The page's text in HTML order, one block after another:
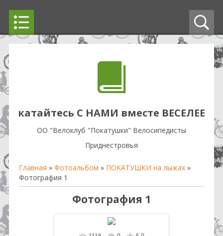
катайтесь С НАМИ вместе ВЕСЕЛЕЕ
OO "Велоклуб "Покатушки" Велосипедисты
Приднестровья
Главная » Фотоальбом » ПОКАТУШКИ на лыжах »
Фотография 1
Фотография 1